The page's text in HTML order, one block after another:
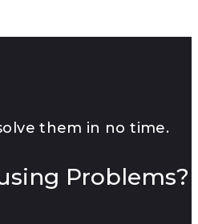
them in no time.
Problems?